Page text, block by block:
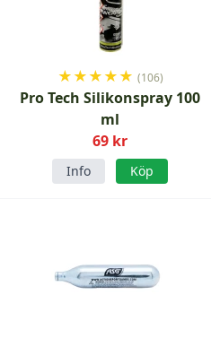
★★★★★ (106)
Pro Tech Silikonspray 100
ml
69 kr
Info Köp